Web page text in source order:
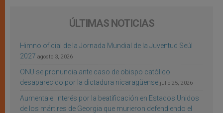
ÚLTIMAS NOTICIAS
Himno oficial de la Jornada Mundial de la Juventud Seúl
2027 agosto 3, 2026
ONU se pronuncia ante caso de obispo católico
desaparecido por la dictadura nicaragüense julio 25, 2026
Aumenta el interés por la beatificación en Estados Unidos
de los mártires de Georgia que murieron defendiendo el